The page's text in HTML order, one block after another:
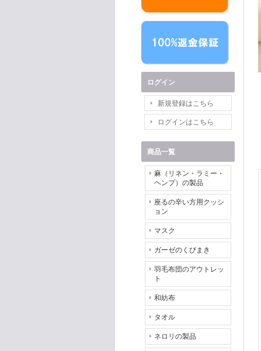
ログイン
新規登録はこちら
ログインはこちら
商品一覧
麻（リネン・ラミー・
ヘンプ）の製品
座るの辛い方用クッシ
ョン
マスク
ガーゼのくびまき
羽毛布団のアウトレッ
ト
和紡布
タオル
ネロリの製品